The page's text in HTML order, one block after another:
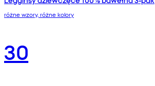
różne wzory, różne kolory
30